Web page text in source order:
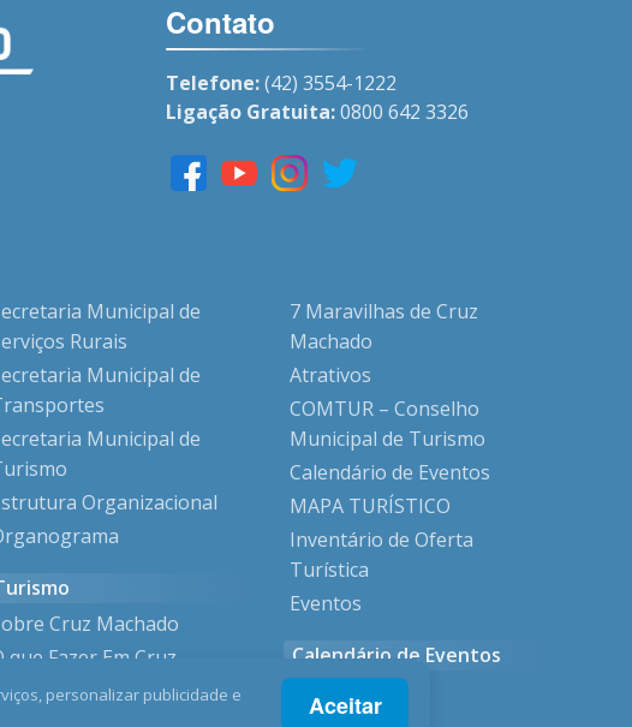
Contato
Telefone:(42) 3554-1222
Ligação Gratuita:0800 642 3326
Municipal de
Rurais
Municipal de
Municipal de
Organizacional
Cruz Machado
que Fazer Em Cruz
7 Maravilhas de Cruz
Machado
Atrativos
COMTUR – Conselho
Municipal de Turismo
Calendário de Eventos
MAPA TURÍSTICO
Inventário de Oferta
Turística
Eventos
Calendário de Eventos
Aceitar
personalizar publicidade e